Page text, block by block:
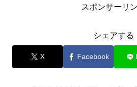
スポンサーリ
シェアする
X Facebook